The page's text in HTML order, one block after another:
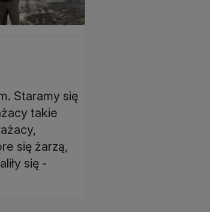
Staramy się
takie
się żarzą,
się -